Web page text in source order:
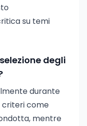
su temi
degli
durante
criteri come
mentre